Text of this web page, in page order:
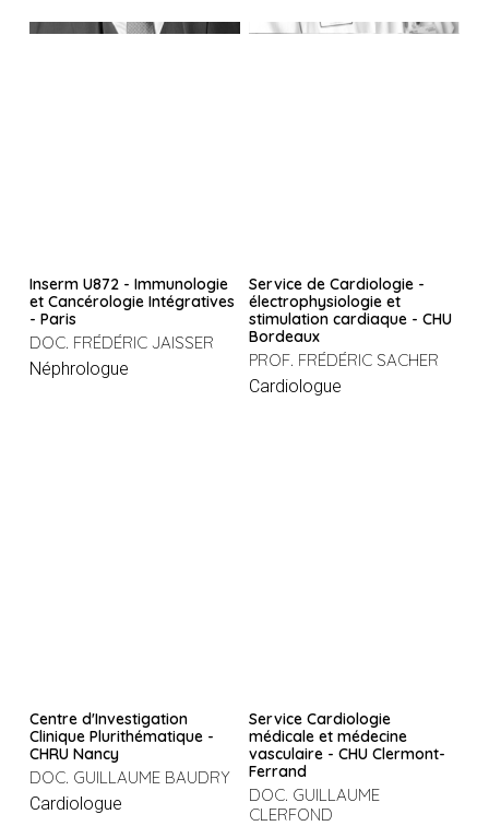
Inserm U872 - Immunologie
et Cancérologie Intégratives
- Paris
DOC. FRÉDÉRIC JAISSER
Néphrologue
Service de Cardiologie -
électrophysiologie et
stimulation cardiaque - CHU
Bordeaux
PROF. FRÉDÉRIC SACHER
Cardiologue
Centre d'Investigation
Clinique Plurithématique -
CHRU Nancy
DOC. GUILLAUME BAUDRY
Cardiologue
Service Cardiologie
médicale et médecine
vasculaire - CHU Clermont-
Ferrand
DOC. GUILLAUME
CLERFOND